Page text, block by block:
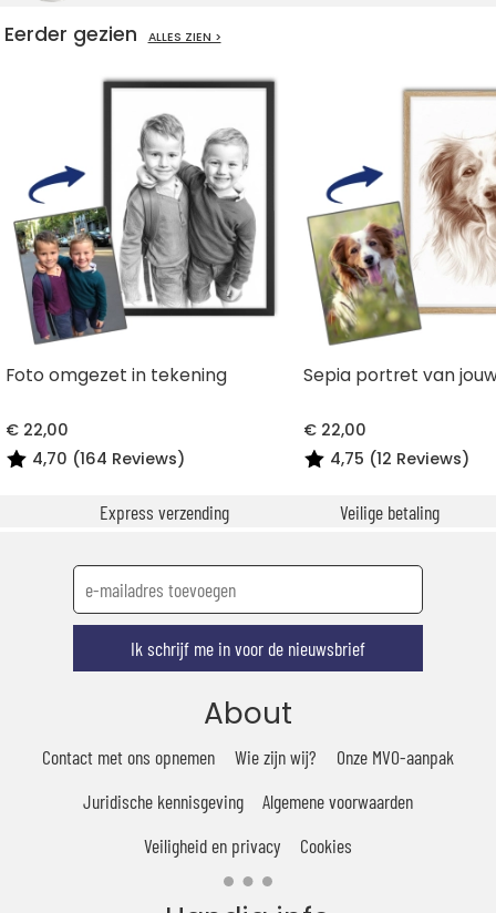
Eerder gezien ALLES ZIEN >
Foto omgezet in tekening
€ 22,00
4,70 (164 Reviews)
Sepia portret van
€ 22,00
4,75 (12 Reviews)
Express verzending Veilige betaling
Ik schrijf me in voor de nieuwsbrief
About
Contact met ons opnemen Wie zijn wij?
Onze MVO-aanpak
Juridische kennisgeving
Algemene voorwaarden
Veiligheid en privacy
Cookies